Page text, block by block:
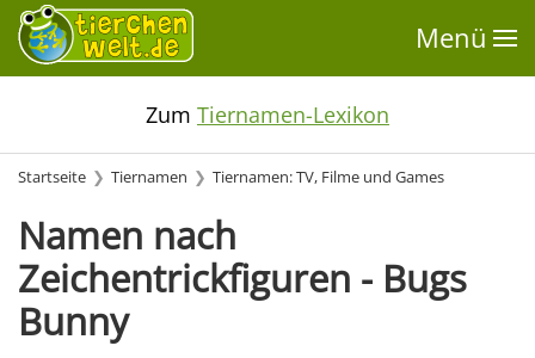
Menü
Zum Tiernamen-Lexikon
Startseite Tiernamen Tiernamen: TV, Filme und Games
Namen nach
Zeichentrickfiguren - Bugs
Bunny